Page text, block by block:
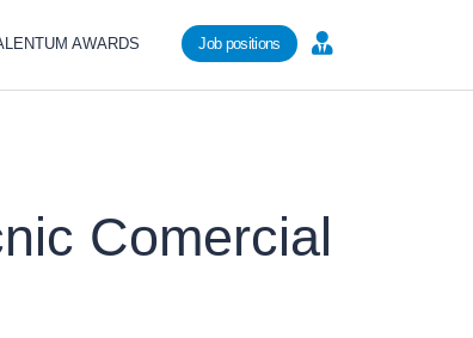
AWARDS Job positions
Comercial